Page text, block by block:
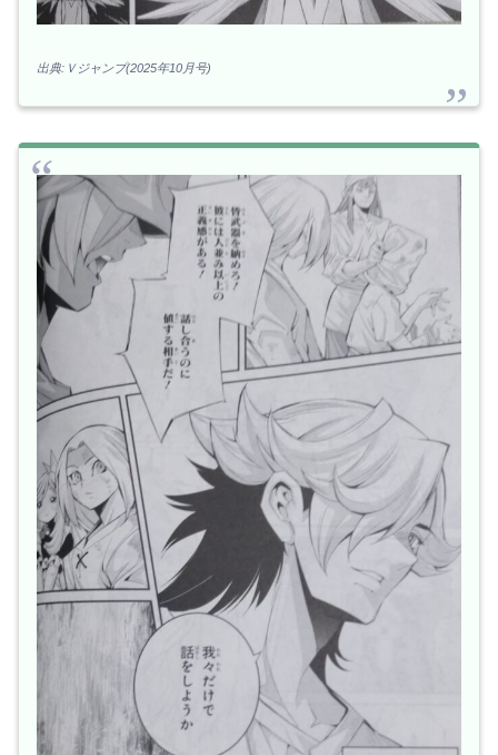
出典:Ｖジャンプ(2025年10月号)